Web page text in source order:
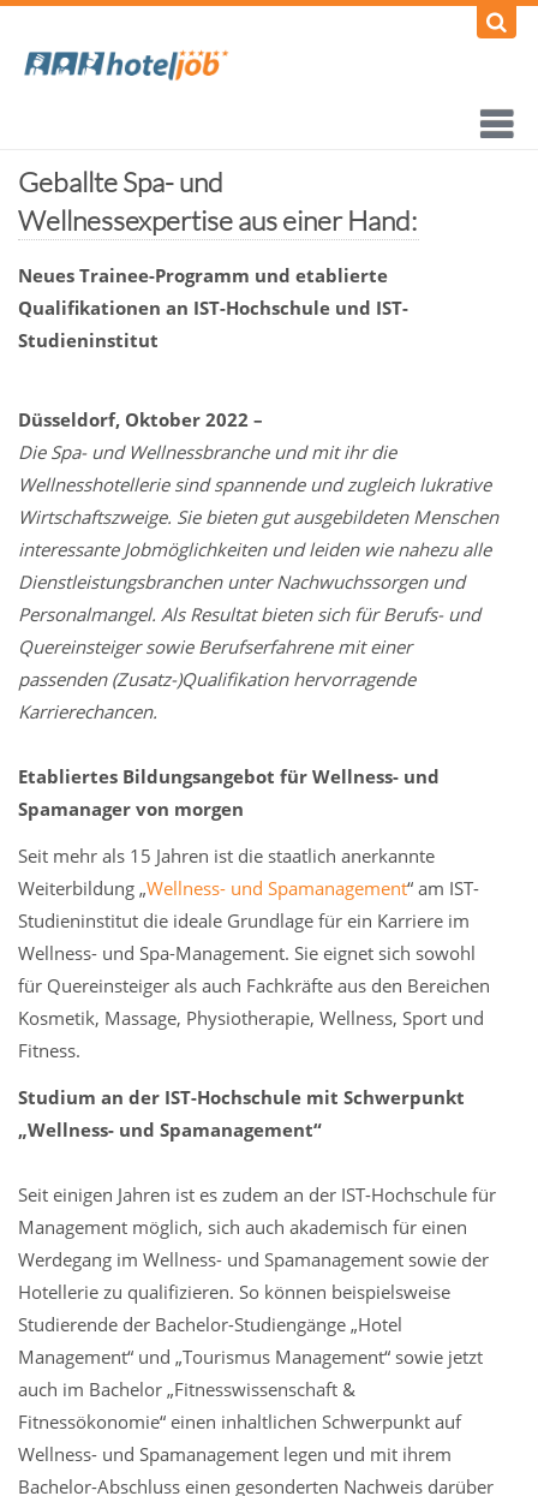
Geballte Spa- und
Wellnessexpertise aus einer Hand:
Neues Trainee-Programm und etablierte
Qualifikationen an IST-Hochschule und IST-
Studieninstitut
Düsseldorf, Oktober 2022 –
Die Spa- und Wellnessbranche und mit ihr die
Wellnesshotellerie sind spannende und zugleich lukrative
Wirtschaftszweige. Sie bieten gut ausgebildeten Menschen
interessante Jobmöglichkeiten und leiden wie nahezu alle
Dienstleistungsbranchen unter Nachwuchssorgen und
Personalmangel. Als Resultat bieten sich für Berufs- und
Quereinsteiger sowie Berufserfahrene mit einer
passenden (Zusatz-)Qualifikation hervorragende
Karrierechancen.
Etabliertes Bildungsangebot für Wellness- und
Spamanager von morgen
Seit mehr als 15 Jahren ist die staatlich anerkannte
Weiterbildung „Wellness- und Spamanagement“ am IST-
Studieninstitut die ideale Grundlage für ein Karriere im
Wellness- und Spa-Management. Sie eignet sich sowohl
für Quereinsteiger als auch Fachkräfte aus den Bereichen
Kosmetik, Massage, Physiotherapie, Wellness, Sport und
Fitness.
Studium an der IST-Hochschule mit Schwerpunkt
„Wellness- und Spamanagement“
Seit einigen Jahren ist es zudem an der IST-Hochschule für
Management möglich, sich auch akademisch für einen
Werdegang im Wellness- und Spamanagement sowie der
Hotellerie zu qualifizieren. So können beispielsweise
Studierende der Bachelor-Studiengänge „Hotel
Management“ und „Tourismus Management“ sowie jetzt
auch im Bachelor „Fitnesswissenschaft &
Fitnessökonomie“ einen inhaltlichen Schwerpunkt auf
Wellness- und Spamanagement legen und mit ihrem
Bachelor-Abschluss einen gesonderten Nachweis darüber